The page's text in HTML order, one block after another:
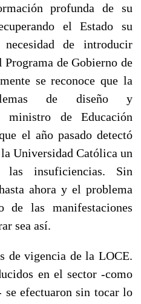
profunda de su
el Estado su
de introducir
Programa de Gobierno de
se reconoce que la
de diseño y
de Educación
el año pasado detectó
Universidad Católica un
las insuficiencias. Sin
ahora y el problema
de las manifestaciones
sea así.
de vigencia de la LOCE.
en el sector -como
se efectuaron sin tocar lo